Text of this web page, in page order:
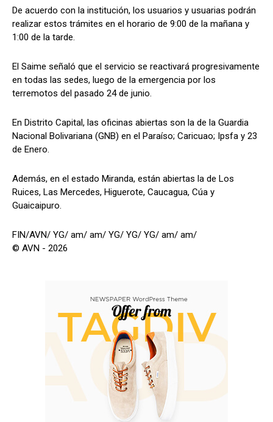
De acuerdo con la institución, los usuarios y usuarias podrán
realizar estos trámites en el horario de 9:00 de la mañana y
1:00 de la tarde.
El Saime señaló que el servicio se reactivará progresivamente
en todas las sedes, luego de la emergencia por los
terremotos del pasado 24 de junio.
En Distrito Capital, las oficinas abiertas son la de la Guardia
Nacional Bolivariana (GNB) en el Paraíso; Caricuao; Ipsfa y 23
de Enero.
Además, en el estado Miranda, están abiertas la de Los
Ruices, Las Mercedes, Higuerote, Caucagua, Cúa y
Guaicaipuro.
FIN/AVN/ YG/ am/ am/ YG/ YG/ YG/ am/ am/
© AVN - 2026